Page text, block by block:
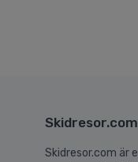
Skidresor.com
Skidresor.com är